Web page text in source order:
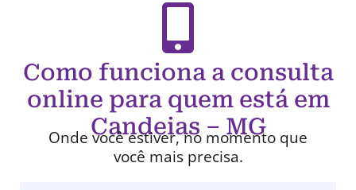
Como funciona a consulta
online para quem está em
Candeias – MG
Onde você estiver, no momento que
você mais precisa.